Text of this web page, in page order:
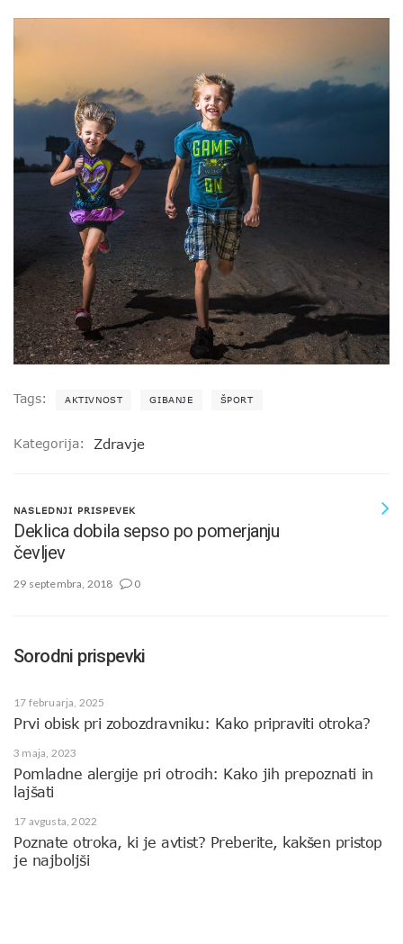
Tags: AKTIVNOST GIBANJE ŠPORT
Kategorija: Zdravje
NASLEDNJI PRISPEVEK
Deklica dobila sepso po pomerjanju
čevljev
29 septembra, 2018 0
Sorodni prispevki
17 februarja, 2025
Prvi obisk pri zobozdravniku: Kako pripraviti otroka?
3 maja, 2023
Pomladne alergije pri otrocih: Kako jih prepoznati in
lajšati
17 avgusta, 2022
Poznate otroka, ki je avtist? Preberite, kakšen pristop
je najboljši